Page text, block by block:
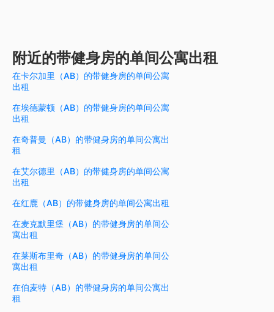
附近的带健身房的单间公寓出租
在卡尔加里（AB）的带健身房的单间公寓
出租
在埃德蒙顿（AB）的带健身房的单间公寓
出租
在奇普曼（AB）的带健身房的单间公寓出
租
在艾尔德里（AB）的带健身房的单间公寓
出租
在红鹿（AB）的带健身房的单间公寓出租
在麦克默里堡（AB）的带健身房的单间公
寓出租
在莱斯布里奇（AB）的带健身房的单间公
寓出租
在伯麦特（AB）的带健身房的单间公寓出
租